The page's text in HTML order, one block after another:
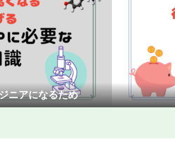
ニアになるため